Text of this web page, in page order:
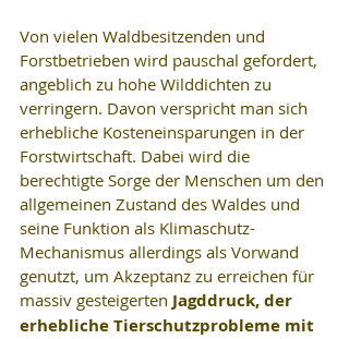
Von vielen Waldbesitzenden und
Forstbetrieben wird pauschal gefordert,
angeblich zu hohe Wilddichten zu
verringern. Davon verspricht man sich
erhebliche Kosteneinsparungen in der
Forstwirtschaft. Dabei wird die
berechtigte Sorge der Menschen um den
allgemeinen Zustand des Waldes und
seine Funktion als Klimaschutz-
Mechanismus allerdings als Vorwand
genutzt, um Akzeptanz zu erreichen für
massiv gesteigerten Jagddruck, der
erhebliche Tierschutzprobleme mit